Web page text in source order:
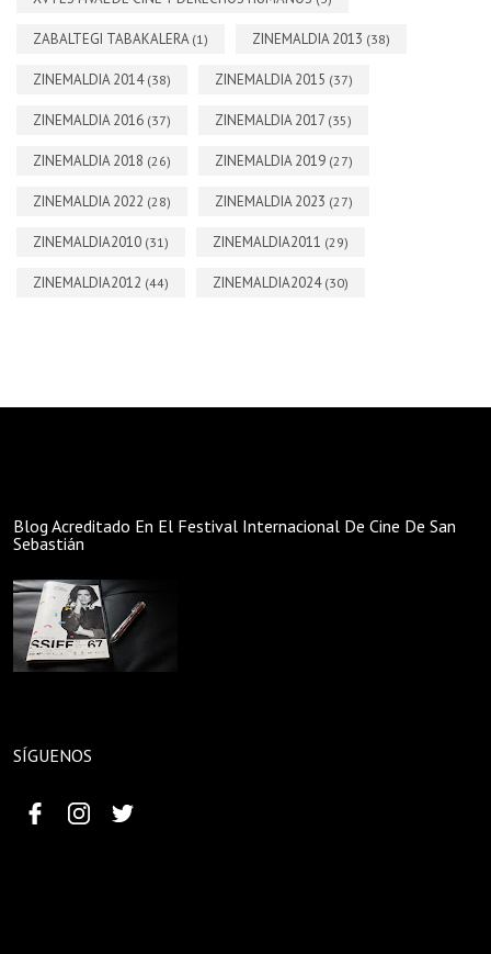
ZABALTEGI TABAKALERA (1) ZINEMALDIA 2013 (38)
ZINEMALDIA 2014 (38) ZINEMALDIA 2015 (37)
ZINEMALDIA 2016 (37) ZINEMALDIA 2017 (35)
ZINEMALDIA 2018 (26) ZINEMALDIA 2019 (27)
ZINEMALDIA 2022 (28) ZINEMALDIA 2023 (27)
ZINEMALDIA2010 (31) ZINEMALDIA2011 (29)
ZINEMALDIA2012 (44) ZINEMALDIA2024 (30)
Blog Acreditado En El Festival Internacional De Cine De San
Sebastián
SÍGUENOS